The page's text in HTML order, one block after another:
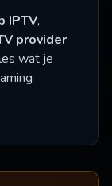
IPTV,
provider
wat je